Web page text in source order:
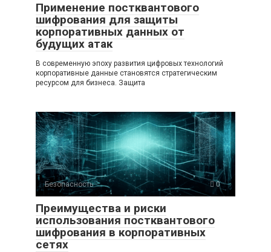
Применение постквантового
шифрования для защиты
корпоративных данных от
будущих атак
В современную эпоху развития цифровых технологий
корпоративные данные становятся стратегическим
ресурсом для бизнеса. Защита
Безопасность 0
Преимущества и риски
использования постквантового
шифрования в корпоративных
сетях